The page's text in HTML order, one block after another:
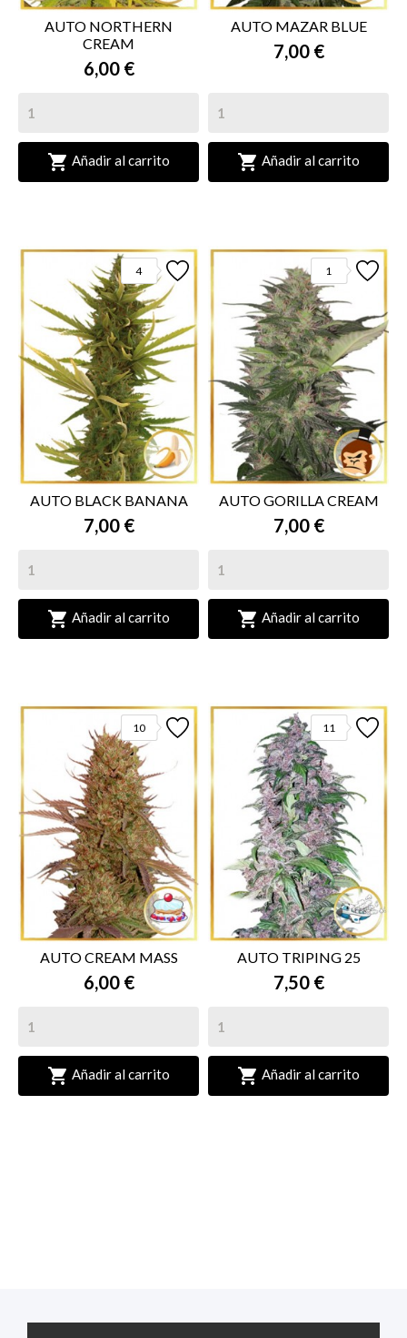
AUTO NORTHERN
CREAM
6,00 €
 Añadir al carrito
AUTO MAZAR BLUE
7,00 €
 Añadir al carrito
4
AUTO BLACK BANANA
7,00 €
 Añadir al carrito
1
AUTO GORILLA CREAM
7,00 €
 Añadir al carrito
10
AUTO CREAM MASS
6,00 €
 Añadir al carrito
11
AUTO TRIPING 25
7,50 €
 Añadir al carrito